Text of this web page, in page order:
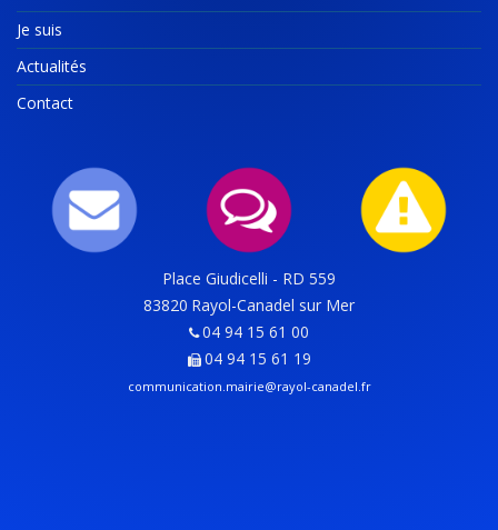
Je suis
Actualités
Contact
Place Giudicelli - RD 559
83820 Rayol-Canadel sur Mer
04 94 15 61 00
04 94 15 61 19
communication.mairie@rayol-canadel.fr